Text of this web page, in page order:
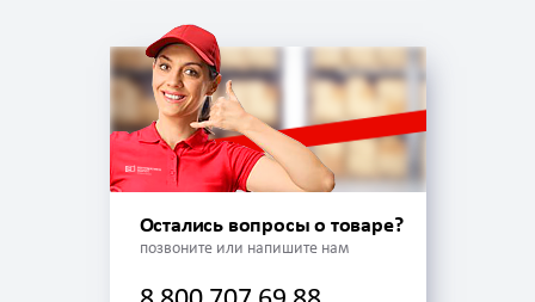
Остались вопросы о товаре?
позвоните или напишите нам